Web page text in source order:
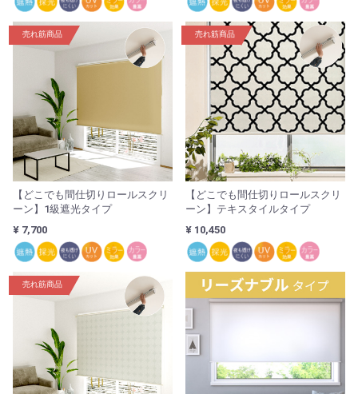
売れ筋商品
【どこでも間仕切りロールスクリ
ーン】1級遮光タイプ
¥ 7,700
売れ筋商品
【どこでも間仕切りロールスクリ
ーン】テキスタイルタイプ
¥ 10,450
売れ筋商品